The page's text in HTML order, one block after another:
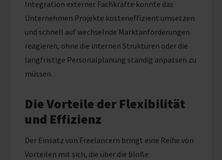
Integration externer Fachkräfte konnte das
Unternehmen Projekte kosteneffizient umsetzen
und schnell auf wechselnde Marktanforderungen
reagieren, ohne die internen Strukturen oder die
langfristige Personalplanung ständig anpassen zu
müssen.
Die Vorteile der Flexibilität
und Effizienz
Der Einsatz von Freelancern bringt eine Reihe von
Vorteilen mit sich, die über die bloße